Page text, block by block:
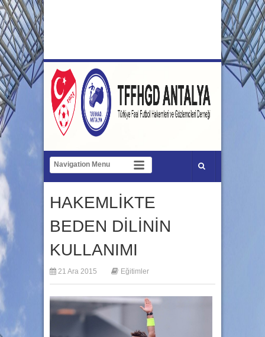
HAKEMLİKTE
BEDEN DİLİNİN
KULLANIMI
21 Ara 2015 Eğitimler